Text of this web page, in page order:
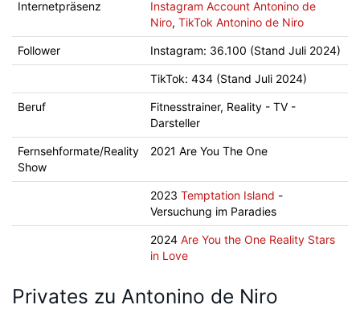
Internetpräsenz
Instagram Account Antonino de
Niro, TikTok Antonino de Niro
Follower Instagram: 36.100 (Stand Juli 2024)
TikTok: 434 (Stand Juli 2024)
Beruf
Fitnesstrainer, Reality - TV -
Darsteller
Fernsehformate/Reality
Show
2021 Are You The One
2023 Temptation Island -
Versuchung im Paradies
2024 Are You the One Reality Stars
in Love
Privates zu Antonino de Niro